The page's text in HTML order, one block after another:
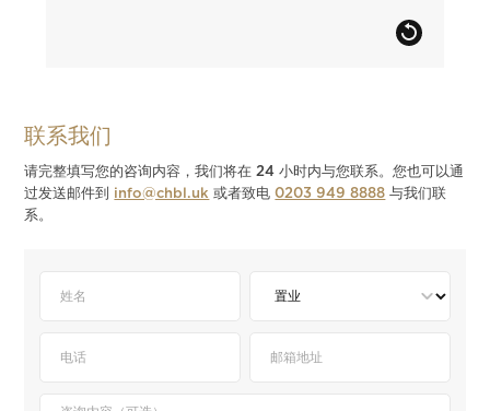
联系我们
请完整填写您的咨询内容，我们将在 24 小时内与您联系。您也可以通
过发送邮件到 info@chbl.uk 或者致电0203 949 8888 与我们联
系。